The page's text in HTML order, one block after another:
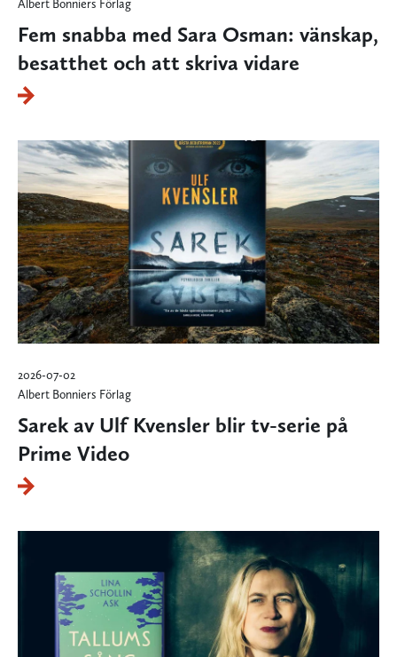
Albert Bonniers Förlag
Fem snabba med Sara Osman: vänskap,
besatthet och att skriva vidare
2026-07-02
Albert Bonniers Förlag
Sarek av Ulf Kvensler blir tv-serie på
Prime Video